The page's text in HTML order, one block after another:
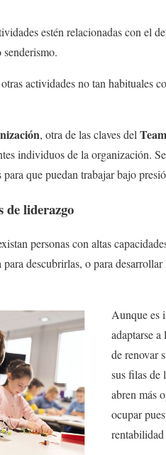
estén relacionadas con el
actividades no tan habituales
, otra de las claves del
individuos de la organización.
para que puedan trabajar bajo
de liderazgo
personas con altas
para descubrirlas, o para
Aunque es
adaptarse
de renovar
sus filas de
abren más
ocupar